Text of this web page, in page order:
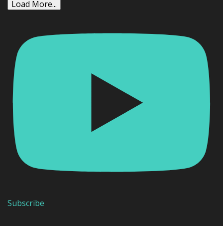
Load More...
Subscribe